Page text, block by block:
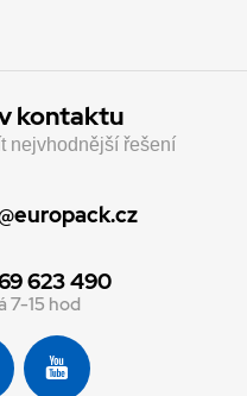
kontaktu
nejvhodnější řešení
623 490
7-15 hod